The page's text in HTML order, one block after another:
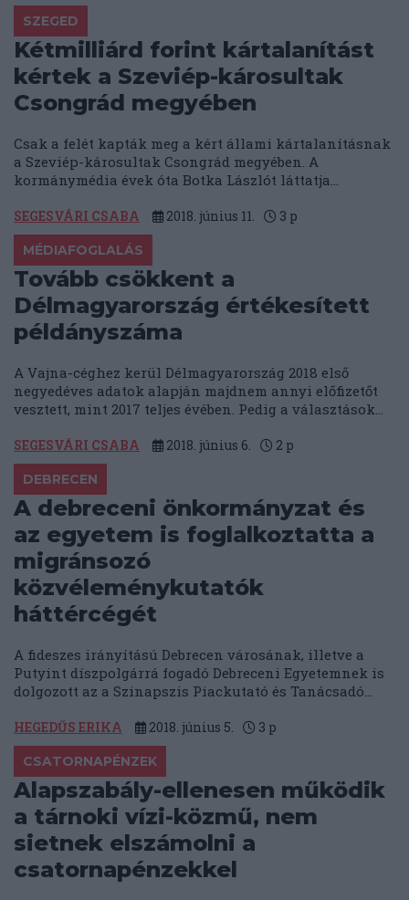
SZEGED
Kétmilliárd forint kártalanítást
kértek a Szeviép-károsultak
Csongrád megyében
Csak a felét kapták meg a kért állami kártalanításnak
a Szeviép-károsultak Csongrád megyében. A
kormánymédia évek óta Botka Lászlót láttatja...
SEGESVÁRI CSABA 2018. június 11. 3 p
MÉDIAFOGLALÁS
Tovább csökkent a
Délmagyarország értékesített
példányszáma
A Vajna-céghez kerül Délmagyarország 2018 első
negyedéves adatok alapján majdnem annyi előfizetőt
vesztett, mint 2017 teljes évében. Pedig a választások...
SEGESVÁRI CSABA 2018. június 6. 2 p
DEBRECEN
A debreceni önkormányzat és
az egyetem is foglalkoztatta a
migránsozó
közvéleménykutatók
háttércégét
A fideszes irányítású Debrecen városának, illetve a
Putyint díszpolgárrá fogadó Debreceni Egyetemnek is
dolgozott az a Szinapszis Piackutató és Tanácsadó...
HEGEDŰS ERIKA 2018. június 5. 3 p
CSATORNAPÉNZEK
Alapszabály-ellenesen működik
a tárnoki vízi-közmű, nem
sietnek elszámolni a
csatornapénzekkel